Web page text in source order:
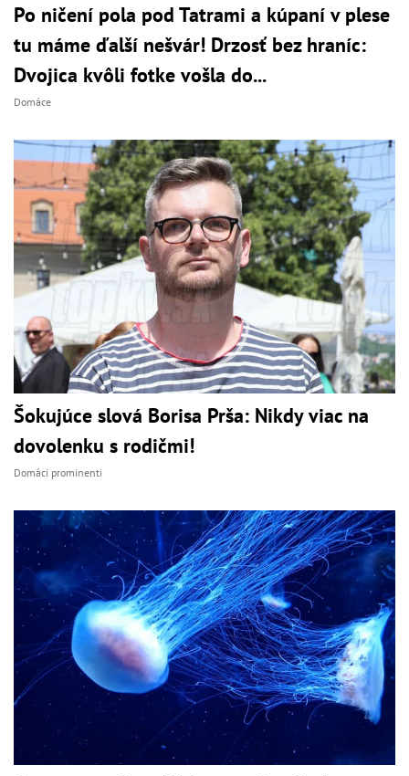
Po ničení pola pod Tatrami a kúpaní v plese
tu máme ďalší nešvár! Drzosť bez hraníc:
Dvojica kvôli fotke vošla do...
Domáce
Šokujúce slová Borisa Prša: Nikdy viac na
dovolenku s rodičmi!
Domáci prominenti